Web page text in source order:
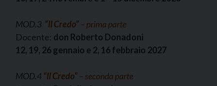
MOD.3 “Il Credo” – prima parte
Docente: don Roberto Donadoni
12, 19, 26 gennaio e 2, 16 febbraio 2027
MOD.4 “Il Credo” – seconda parte